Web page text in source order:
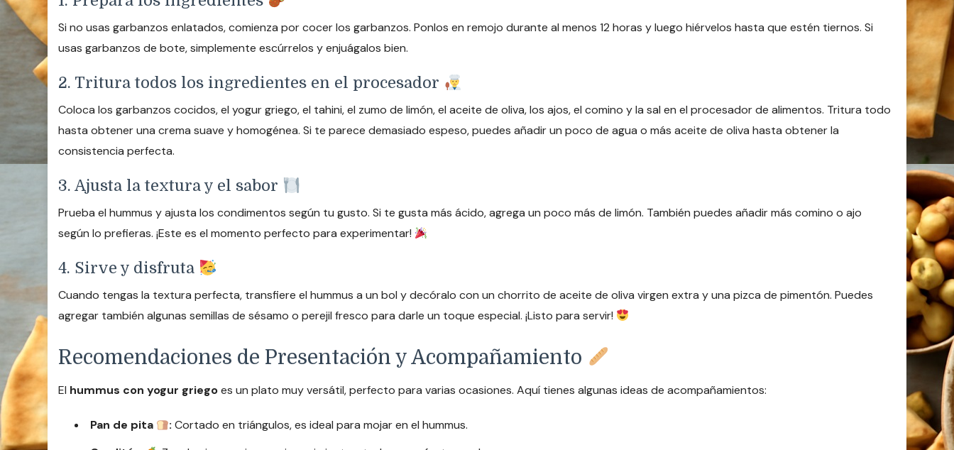
Si no usas garbanzos enlatados, comienza por cocer los garbanzos. Ponlos en remojo durante al menos 12 horas y luego hiérvelos hasta que estén tiernos. Si
usas garbanzos de bote, simplemente escúrrelos y enjuágalos bien.
2. Tritura todos los ingredientes en el procesador
Coloca los garbanzos cocidos, el yogur griego, el tahini, el zumo de limón, el aceite de oliva, los ajos, el comino y la sal en el procesador de alimentos. Tritura todo
hasta obtener una crema suave y homogénea. Si te parece demasiado espeso, puedes añadir un poco de agua o más aceite de oliva hasta obtener la
consistencia perfecta.
3. Ajusta la textura y el sabor
Prueba el hummus y ajusta los condimentos según tu gusto. Si te gusta más ácido, agrega un poco más de limón. También puedes añadir más comino o ajo
según lo prefieras. ¡Este es el momento perfecto para experimentar!
4. Sirve y disfruta
Cuando tengas la textura perfecta, transfiere el hummus a un bol y decóralo con un chorrito de aceite de oliva virgen extra y una pizca de pimentón. Puedes
agregar también algunas semillas de sésamo o perejil fresco para darle un toque especial. ¡Listo para servir!
Recomendaciones de Presentación y Acompañamiento
El hummus con yogur griegoes un plato muy versátil, perfecto para varias ocasiones. Aquí tienes algunas ideas de acompañamientos:
Pan de pita : Cortado en triángulos, es ideal para mojar en el hummus.